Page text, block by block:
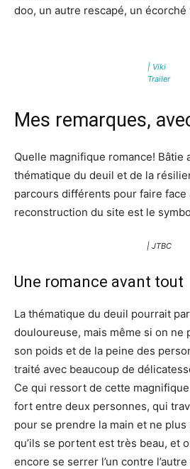
doo, un autre rescapé, un écorché
| Viki
Trailer
Mes remarques,
Quelle magnifique romance! Bâtie
thématique du deuil et de la
parcours différents pour faire face
reconstruction du site est le
| JTBC
Une romance avant tout
La thématique du deuil pourrait
douloureuse, mais même si on ne
son poids et de la peine des
traité avec beaucoup de
Ce qui ressort de cette
fort entre deux personnes, qui
pour se prendre la main et ne plus
qu’ils se portent est très beau, et
encore se serrer l’un contre